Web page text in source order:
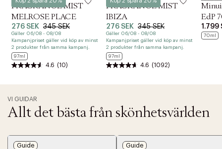
FRAGRANCE MIST
MELROSE PLACE
276 SEK 345 SEK
Gäller 06/08 - 08/08
Kampanjpriset gäller vid köp av minst
2 produkter från samma kampanj.
97ml
4.6 (10)
FRAGRANCE MIST
IBIZA
276 SEK 345 SEK
Gäller 06/08 - 08/08
Kampanjpriset gäller vid köp av minst
2 produkter från samma kampanj.
97ml
4.6 (1092)
EdP
1.799
70ml
VI GUIDAR
Allt det bästa från skönhetsvärlden
Guide Guide